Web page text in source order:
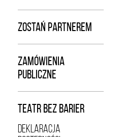
ZOSTAŃ PARTNEREM
ZAMÓWIENIA
PUBLICZNE
TEATR BEZ BARIER
DEKLARACJA